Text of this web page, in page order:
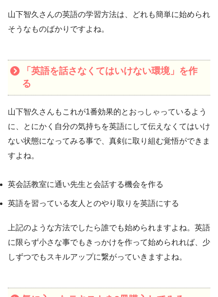
山下智久さんの英語の学習方法は、どれも簡単に始められ
そうなものばかりですよね。
「英語を話さなくてはいけない環境」を作
る
山下智久さんもこれが1番効果的とおっしゃっているよう
に、とにかく自分の気持ちを英語にして伝えなくてはいけ
ない状態になってみる事で、真剣に取り組む覚悟ができま
すよね。
英会話教室に通い先生と会話する機会を作る
英語を習っている友人とのやり取りを英語にする
上記のような方法でしたら誰でも始められますよね。英語
に限らず小さな事でもきっかけを作って始められれば、少
しずつでもスキルアップに繋がっていきますよね。